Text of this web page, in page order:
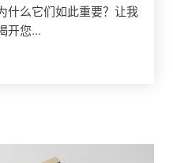
什么它们如此重要？让我
开您...